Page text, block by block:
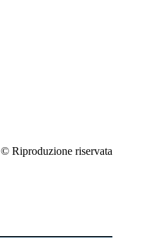
© Riproduzione riservata